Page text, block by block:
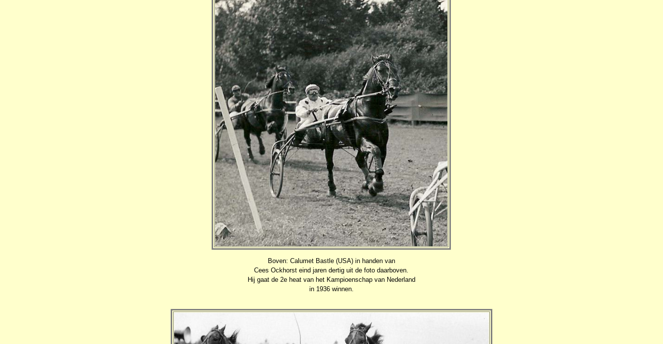
Boven: Calumet Bastle (USA) in handen van
Cees Ockhorst eind jaren dertig uit de foto daarboven.
Hij gaat de 2e heat van het Kampioenschap van Nederland
in 1936 winnen.